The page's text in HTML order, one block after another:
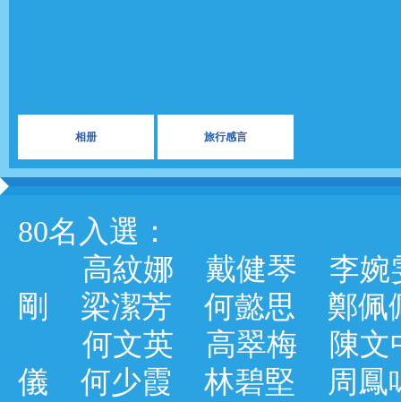
相册 旅行感言
80名入選：
高紋娜 戴健琴 李婉
剛 梁潔芳 何懿思 鄭佩
何文英 高翠梅 陳文
儀 何少霞 林碧堅 周鳳